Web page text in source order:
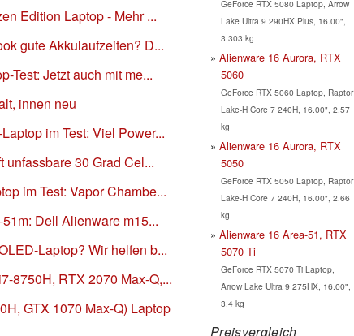
Edition Laptop - Mehr ...
gute Akkulaufzeiten? D...
Test: Jetzt auch mit me...
innen neu
im Test: Viel Power...
30 Grad Cel...
im Test: Vapor Chambe...
Dell Alienware m15...
Laptop? Wir helfen b...
8750H, RTX 2070 Max-Q,...
GTX 1070 Max-Q) Laptop
GeForce RTX 5080 Laptop, Arrow
Lake Ultra 9 290HX Plus, 16.00",
3.303 kg
Alienware 16 Aurora, RTX
5060
GeForce RTX 5060 Laptop, Raptor
Lake-H Core 7 240H, 16.00", 2.57
kg
Alienware 16 Aurora, RTX
5050
GeForce RTX 5050 Laptop, Raptor
Lake-H Core 7 240H, 16.00", 2.66
kg
Alienware 16 Area-51, RTX
5070 Ti
GeForce RTX 5070 Ti Laptop,
Arrow Lake Ultra 9 275HX, 16.00",
3.4 kg
Preisvergleich